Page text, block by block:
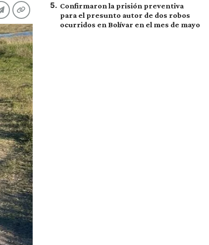
5. Confirmaron la prisión preventiva
para el presunto autor de dos robos
ocurridos en Bolívar en el mes de mayo